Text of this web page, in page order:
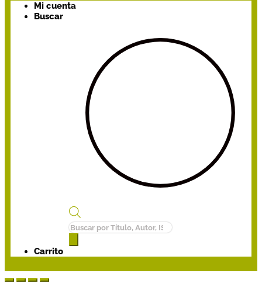
Mi cuenta
Buscar
Búsqueda
de
Carrito